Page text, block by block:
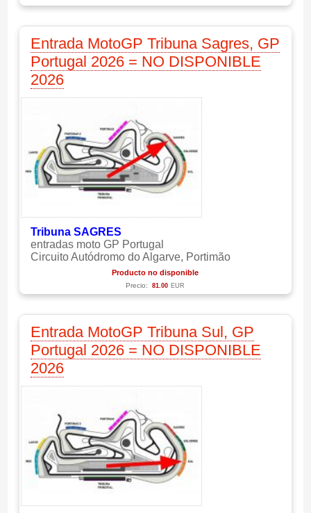
Entrada MotoGP Tribuna Sagres, GP
Portugal 2026 = NO DISPONIBLE
2026
Tribuna SAGRES
entradas moto GP Portugal
Circuito Autódromo do Algarve, Portimão
Producto no disponible
Precio: 81.00 EUR
Entrada MotoGP Tribuna Sul, GP
Portugal 2026 = NO DISPONIBLE
2026